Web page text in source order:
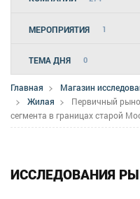
МЕРОПРИЯТИЯ 1
ТЕМА ДНЯ 0
Главная Магазин
Жилая
Первичный
сегмента в границах старой
ИССЛЕДОВАНИЯ